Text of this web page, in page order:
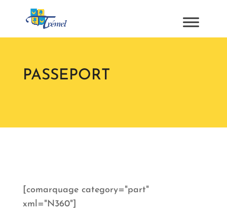
PASSEPORT
[comarquage category="part"
xml="N360"]